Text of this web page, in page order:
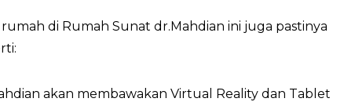
di Rumah Sunat dr.Mahdian ini juga pastinya
akan membawakan Virtual Reality dan Tablet